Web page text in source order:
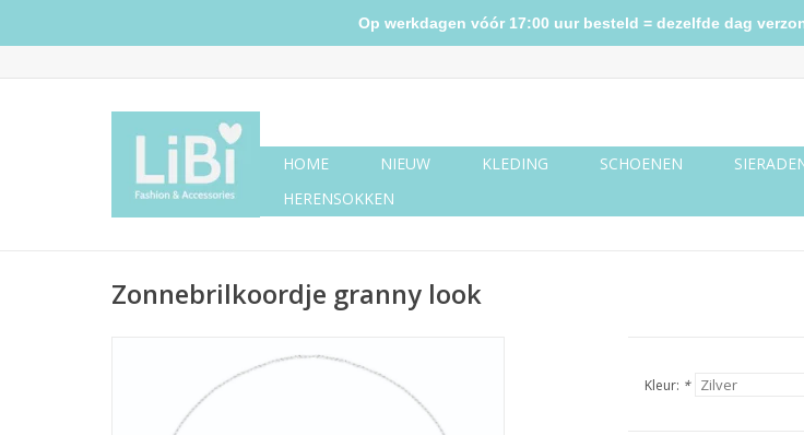
HOME NIEUW KLEDING SCHOENEN
HERENSOKKEN
Zonnebrilkoordje granny look
Kleur: *
Op werkdagen vóór 17:00 uur besteld = dezelfde dag